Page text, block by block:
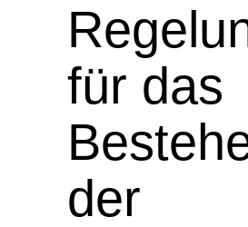
für das
der